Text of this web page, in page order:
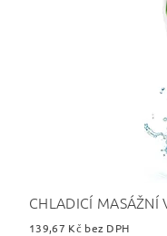
CHLADICÍ MASÁŽNÍ
139,67 Kč bez DPH